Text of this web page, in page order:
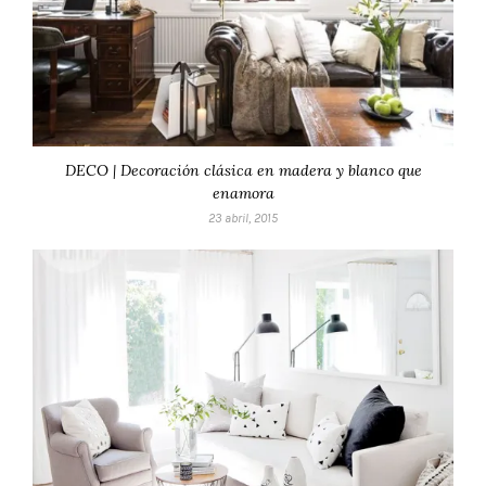
DECO | Decoración clásica en madera y blanco que
enamora
23 abril, 2015